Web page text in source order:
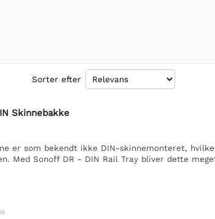
Sorter efter
Skinnebakke
er som bekendt ikke DIN-skinnemonteret,
Med Sonoff DR - DIN Rail Tray bliver dette